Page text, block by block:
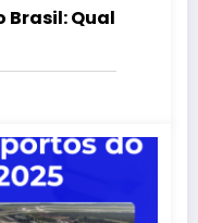
Brasil: Qual